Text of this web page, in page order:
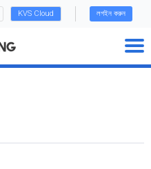
KVS Cloud লগইন করুন